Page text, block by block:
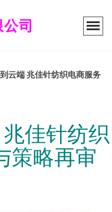
司
到云端 兆佳针纺织电商服务
兆佳针纺织
策略再审